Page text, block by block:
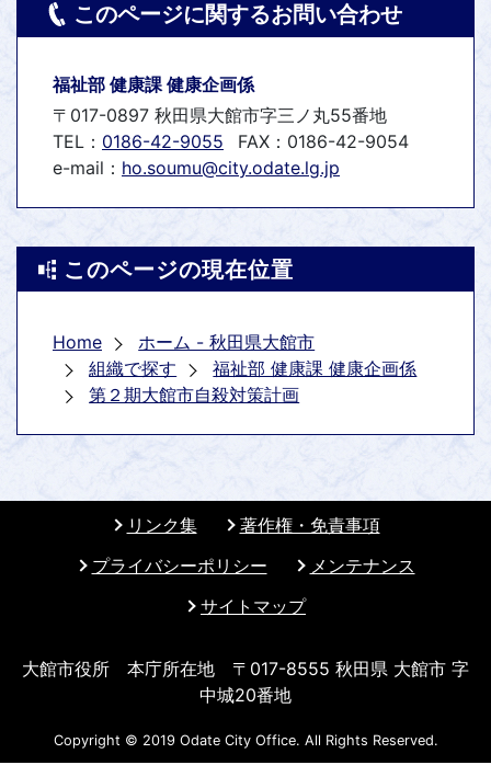
このページに関するお問い合わせ
福祉部 健康課 健康企画係
〒017-0897 秋田県大館市字三ノ丸55番地
TEL： 0186-42-9055
FAX：0186-42-9054
e-mail： ho.soumu@city.odate.lg.jp
このページの現在位置
Home
ホーム - 秋田県大館市
組織で探す
福祉部 健康課 健康企画係
第２期大館市自殺対策計画
リンク集
著作権・免責事項
プライバシーポリシー
メンテナンス
サイトマップ
大館市役所 本庁所在地 〒017-8555 秋田県 大館市 字
中城20番地
Copyright © 2019 Odate City Office. All Rights Reserved.